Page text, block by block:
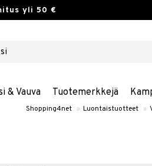
yli 50 €
& Vauva Tuotemerkkejä
Shopping4net » Luontaistuotteet »